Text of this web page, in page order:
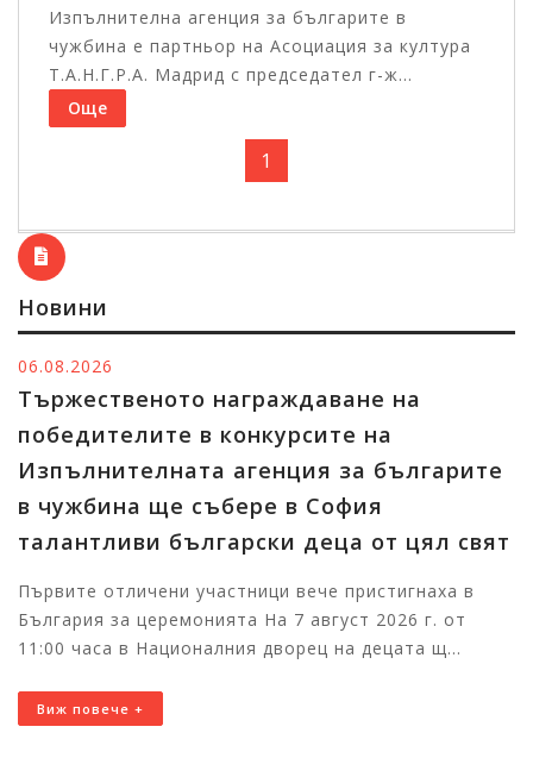
Изпълнителна агенция за българите в
чужбина е партньор на Асоциация за култура
Т.А.Н.Г.Р.А. Мадрид с председател г-ж...
Още
1
Новини
на
на
българите
от цял свят
в
2026 г. от
децата щ...
Изпълнителният
Райна Манджукова:
наследство ни обогатява
Изложбата Традиционна риза с
фолклорното наследство,